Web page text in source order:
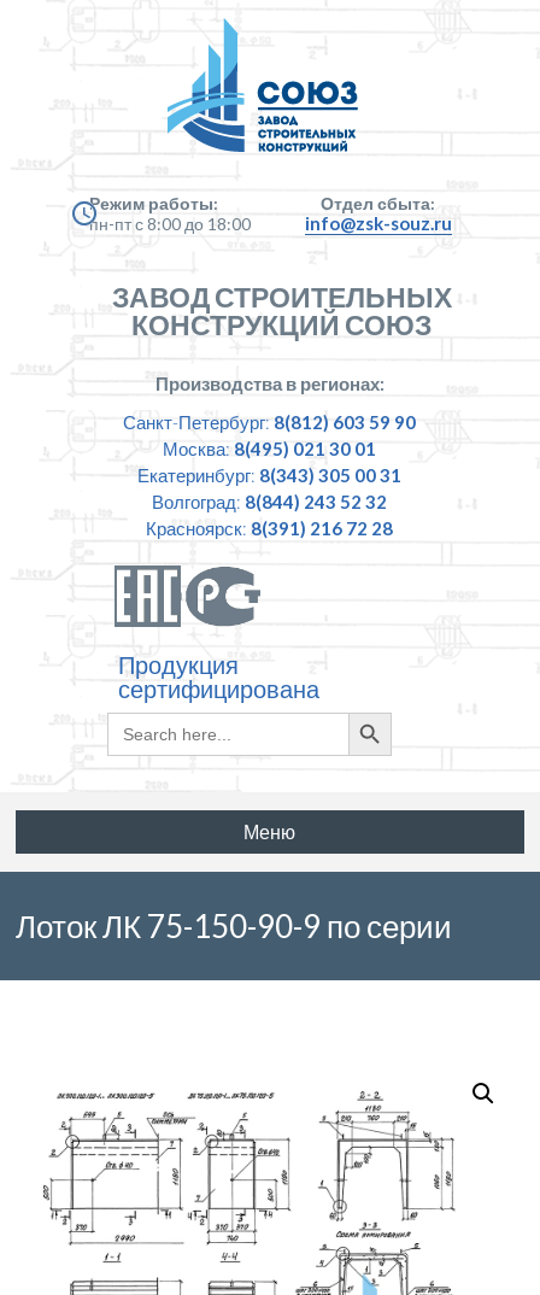
Режим работы:
пн-пт с 8:00 до 18:00
Отдел сбыта:
info@zsk-souz.ru
ЗАВОД СТРОИТЕЛЬНЫХ
КОНСТРУКЦИЙ СОЮЗ
Производства в регионах:
Санкт-Петербург: 8(812) 603 59 90
Москва: 8(495) 021 30 01
Екатеринбург: 8(343) 305 00 31
Волгоград: 8(844) 243 52 32
Красноярск: 8(391) 216 72 28
Продукция
сертифицирована
Search
for:
Search
Button
Меню
Лоток ЛК 75-150-90-9 по серии